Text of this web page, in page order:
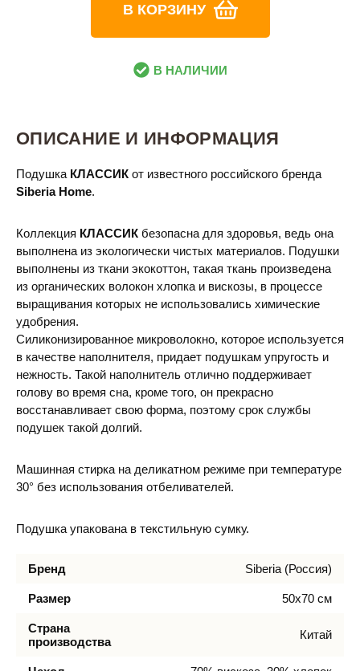
В КОРЗИНУ
В НАЛИЧИИ
ОПИСАНИЕ И ИНФОРМАЦИЯ
Подушка КЛАССИК от известного российского бренда
Siberia Home.
Коллекция КЛАССИК безопасна для здоровья, ведь она
выполнена из экологически чистых материалов. Подушки
выполнены из ткани экокоттон, такая ткань произведена
из органических волокон хлопка и вискозы, в процессе
выращивания которых не использовались химические
удобрения.
Силиконизированное микроволокно, которое используется
в качестве наполнителя, придает подушкам упругость и
нежность. Такой наполнитель отлично поддерживает
голову во время сна, кроме того, он прекрасно
восстанавливает свою форма, поэтому срок службы
подушек такой долгий.
Машинная стирка на деликатном режиме при температуре
30° без использования отбеливателей.
Подушка упакована в текстильную сумку.
Бренд Siberia (Россия)
Размер 50х70 см
Страна
производства
Китай